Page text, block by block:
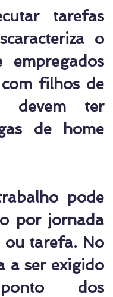
tarefas
o
filhos de
devem ter
de home
pode
por jornada
ou tarefa. No
a ser exigido
dos